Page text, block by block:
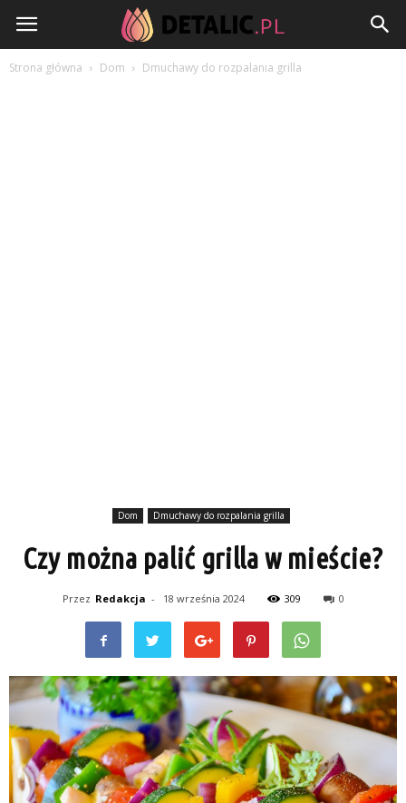
Detalic.pl
Strona główna Dom Dmuchawy do rozpalania grilla
Dom Dmuchawy do rozpalania grilla
Czy można palić grilla w mieście?
Przez Redakcja - 18 września 2024 309 0